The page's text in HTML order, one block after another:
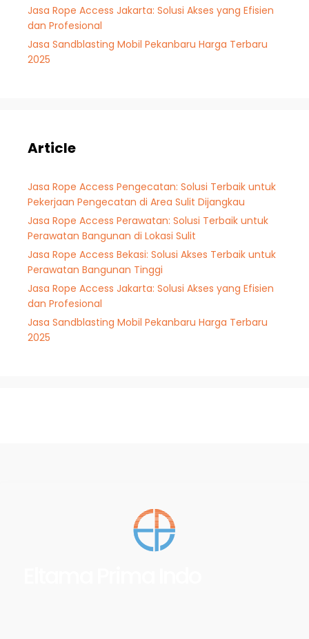
Jasa Rope Access Jakarta: Solusi Akses yang Efisien
dan Profesional
Jasa Sandblasting Mobil Pekanbaru Harga Terbaru
2025
Article
Jasa Rope Access Pengecatan: Solusi Terbaik untuk
Pekerjaan Pengecatan di Area Sulit Dijangkau
Jasa Rope Access Perawatan: Solusi Terbaik untuk
Perawatan Bangunan di Lokasi Sulit
Jasa Rope Access Bekasi: Solusi Akses Terbaik untuk
Perawatan Bangunan Tinggi
Jasa Rope Access Jakarta: Solusi Akses yang Efisien
dan Profesional
Jasa Sandblasting Mobil Pekanbaru Harga Terbaru
2025